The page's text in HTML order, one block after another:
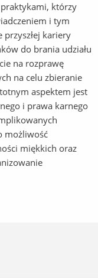
którzy
i tym
kariery
do brania udziału
na rozprawę
na celu zbieranie
aspektem jest
i prawa karnego
możliwość
miękkich oraz